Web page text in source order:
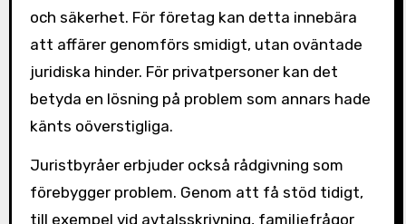
och säkerhet. För företag kan detta innebära
att affärer genomförs smidigt, utan oväntade
juridiska hinder. För privatpersoner kan det
betyda en lösning på problem som annars hade
känts oöverstigliga.
Juristbyråer erbjuder också rådgivning som
förebygger problem. Genom att få stöd tidigt,
till exempel vid avtalsskrivning, familjefrågor